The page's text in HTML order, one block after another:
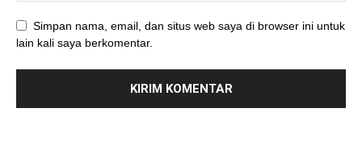
Simpan nama, email, dan situs web saya di browser ini untuk
lain kali saya berkomentar.